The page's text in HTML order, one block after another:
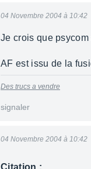
04 Novembre 2004 à 10:42
Je crois que
AF est issu de la
Des trucs a vendre
signaler
04 Novembre 2004 à 10:42